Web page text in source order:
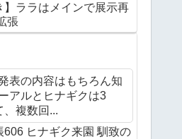
】ララはメインで展示再
張
表の内容はもちろん知
アルとヒナギクは3
、複数回...
606 ヒナギク来園 馴致の